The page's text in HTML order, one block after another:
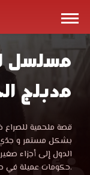
مسلسل
مدبلج
قصة ملحمية
بشكل مستمر و جدّي
الدول إلى أجزاء
حكومات عميلة في حد ذاته.